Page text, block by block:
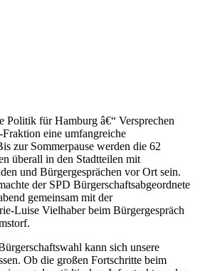
Politik für Hamburg â€“ Versprechen
Fraktion eine umfangreiche
zur Sommerpause werden die 62
überall in den Stadtteilen mit
und Bürgergesprächen vor Ort sein.
der SPD Bürgerschaftsabgeordnete
gemeinsam mit der
Luise Vielhaber beim Bürgergespräch
kann sich unsere
Ob die großen Fortschritte beim